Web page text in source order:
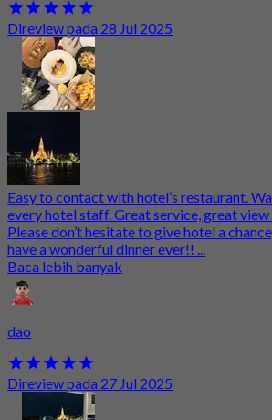
Direview pada 28 Jul 2025
Easy to contact with hotel’s restaurant.
every hotel staff. Great service, great
Please don’t hesitate to give hotel a
have a wonderful dinner ever!! ...
Baca lebih banyak
dao
Direview pada 27 Jul 2025